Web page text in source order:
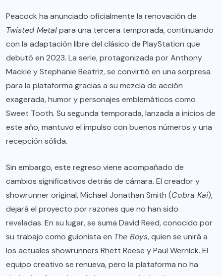
Peacock ha anunciado oficialmente la renovación de
Twisted Metalpara una tercera temporada, continuando
con la adaptación libre del clásico de PlayStation que
debutó en 2023. La serie, protagonizada por Anthony
Mackie y Stephanie Beatriz, se convirtió en una sorpresa
para la plataforma gracias a su mezcla de acción
exagerada, humor y personajes emblemáticos como
Sweet Tooth. Su segunda temporada, lanzada a inicios de
este año, mantuvo el impulso con buenos números y una
recepción sólida.
Sin embargo, este regreso viene acompañado de
cambios significativos detrás de cámara. El creador y
showrunner original, Michael Jonathan Smith (Cobra Kai),
dejará el proyecto por razones que no han sido
reveladas. En su lugar, se suma David Reed, conocido por
su trabajo como guionista en The Boys, quien se unirá a
los actuales showrunners Rhett Reese y Paul Wernick. El
equipo creativo se renueva, pero la plataforma no ha